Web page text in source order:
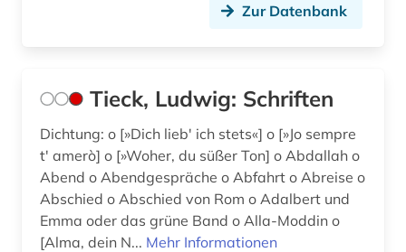
Zur Datenbank
Tieck, Ludwig: Schriften
Dichtung: o [»Dich lieb' ich stets«] o [»Jo sempre
t' amerò] o [»Woher, du süßer Ton] o Abdallah o
Abend o Abendgespräche o Abfahrt o Abreise o
Abschied o Abschied von Rom o Adalbert und
Emma oder das grüne Band o Alla-Moddin o
[Alma, dein N... Mehr Informationen